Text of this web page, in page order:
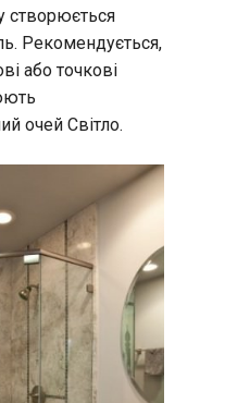
створюється
Рекомендується,
або точкові
очей Світло.